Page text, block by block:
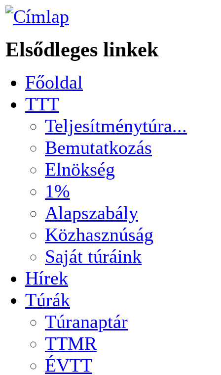
Elsődleges linkek
Főoldal
TTT
Teljesítménytúra...
Bemutatkozás
Elnökség
1%
Alapszabály
Közhasznúság
Saját túráink
Hírek
Túrák
Túranaptár
TTMR
ÉVTT